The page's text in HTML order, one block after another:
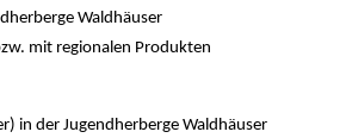
Waldhäuser
mit regionalen Produkten
in der Jugendherberge Waldhäuser